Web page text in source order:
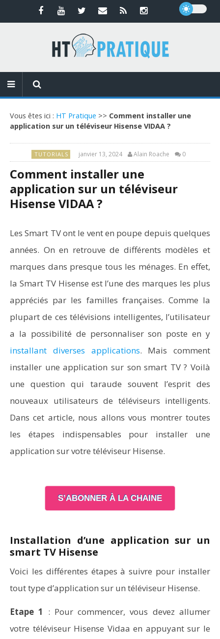
Vous êtes ici : HT Pratique >> Comment installer une
application sur un téléviseur Hisense VIDAA ?
TUTORIALS janvier 13, 2024 Alain Roache 0
Comment installer une
application sur un téléviseur
Hisense VIDAA ?
Les Smart TV ont le vent en poupe depuis quelques
années. On en retrouve de différents modèles et
marques dans presque tous les ménages. En effet,
la Smart TV Hisense est l’une des marques les plus
appréciés par les familles françaises. Comme la
plupart de ces télévisions intelligentes, l’utilisateur
a la possibilité de personnaliser son poste en y
installant diverses applications. Mais comment
installer une application sur son smart TV ? Voilà
une question qui taraude souvent l’esprit des
nouveaux utilisateurs de téléviseurs intelligents.
Dans cet article, nous allons vous montrer toutes
les étapes indispensables pour installer une
application sur votre téléviseur Hisense.
S’ABONNER À LA CHAINE
Installation d’une application sur un
smart TV Hisense
Voici les différentes étapes à suivre pour installer
tout type d’application sur un téléviseur Hisense.
Etape 1
: Pour commencer, vous devez allumer
votre téléviseur Hisense Vidaa en appuyant sur le